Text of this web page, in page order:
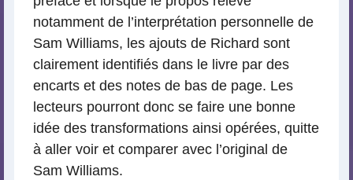
notamment de l’interprétation personnelle de
Sam Williams, les ajouts de Richard sont
clairement identifiés dans le livre par des
encarts et des notes de bas de page. Les
lecteurs pourront donc se faire une bonne
idée des transformations ainsi opérées, quitte
à aller voir et comparer avec l’original de
Sam Williams.